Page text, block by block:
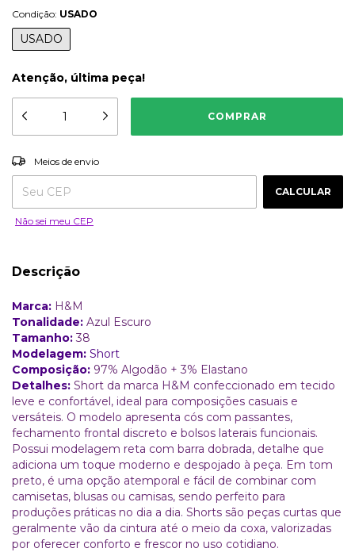
Condição: USADO
USADO
Atenção, última peça!
Entregas para o CEP:
Meios de envio
CALCULAR
Não sei meu CEP
Descrição
Marca: H&M
Tonalidade: Azul Escuro
Tamanho:38
Modelagem: Short
Composição: 97% Algodão + 3% Elastano
Detalhes: Short da marca H&M confeccionado em tecido
leve e confortável, ideal para composições casuais e
versáteis. O modelo apresenta cós com passantes,
fechamento frontal discreto e bolsos laterais funcionais.
Possui modelagem reta com barra dobrada, detalhe que
adiciona um toque moderno e despojado à peça. Em tom
preto, é uma opção atemporal e fácil de combinar com
camisetas, blusas ou camisas, sendo perfeito para
produções práticas no dia a dia. Shorts são peças curtas que
geralmente vão da cintura até o meio da coxa, valorizadas
por oferecer conforto e frescor no uso cotidiano.